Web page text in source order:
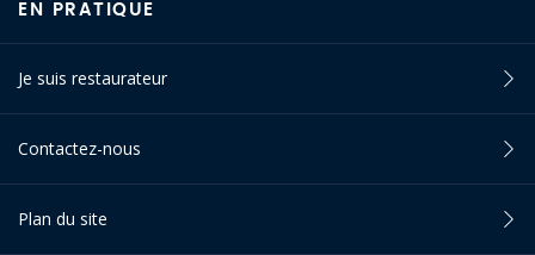
EN PRATIQUE
Je suis restaurateur
Contactez-nous
Plan du site